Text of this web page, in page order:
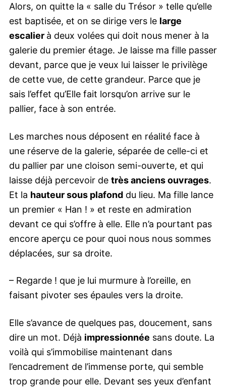
Alors, on quitte la « salle du Trésor » telle qu’elle
est baptisée, et on se dirige vers le large
escalier à deux volées qui doit nous mener à la
galerie du premier étage. Je laisse ma fille passer
devant, parce que je veux lui laisser le privilège
de cette vue, de cette grandeur. Parce que je
sais l’effet qu’Elle fait lorsqu’on arrive sur le
pallier, face à son entrée.
Les marches nous déposent en réalité face à
une réserve de la galerie, séparée de celle-ci et
du pallier par une cloison semi-ouverte, et qui
laisse déjà percevoir de très anciens ouvrages.
Et la hauteur sous plafond du lieu. Ma fille lance
un premier « Han ! » et reste en admiration
devant ce qui s’offre à elle. Elle n’a pourtant pas
encore aperçu ce pour quoi nous nous sommes
déplacées, sur sa droite.
– Regarde ! que je lui murmure à l’oreille, en
faisant pivoter ses épaules vers la droite.
Elle s’avance de quelques pas, doucement, sans
dire un mot. Déjà impressionnée sans doute. La
voilà qui s’immobilise maintenant dans
l’encadrement de l’immense porte, qui semble
trop grande pour elle. Devant ses yeux d’enfant